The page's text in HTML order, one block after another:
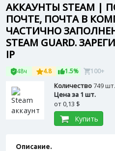
АККАУНТЫ STEAM |
ПОЧТЕ, ПОЧТА В
ЧАСТИЧНО
STEAM GUARD.
IP
48ч 4.8 1.5% 100+
Количество749 шт.
Цена за 1 шт.
от0,13 $
Купить
Описание.